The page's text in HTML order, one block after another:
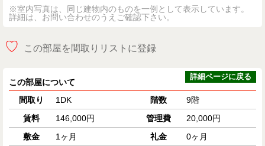
※室内写真は、同じ建物内のものを一例として表示しています。
詳細は、お問い合わせのうえご確認下さい。
♡ この部屋を間取りリストに登録
この部屋について
詳細ページに戻る
間取り 1DK 階数
9階
賃料
146,000円 管理費
20,000円
敷金
1ヶ月 礼金 0ヶ月